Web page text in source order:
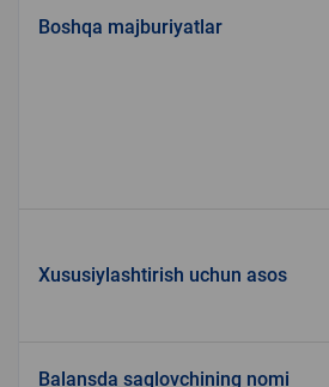
Boshqa majburiyatlar
Xususiylashtirish uchun asos
Balansda saqlovchining nomi